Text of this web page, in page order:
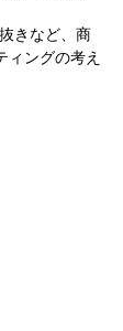
きなど、商
ィングの考え